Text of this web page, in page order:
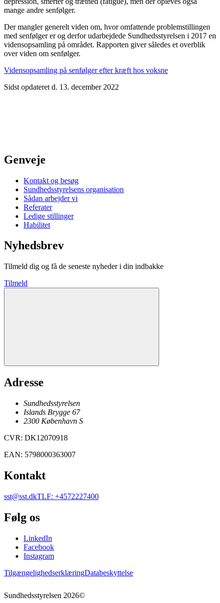
mange andre senfølger.
Der mangler generelt viden om, hvor omfattende problemstillingen
med senfølger er og derfor udarbejdede Sundhedsstyrelsen i 2017 en
vidensopsamling på området. Rapporten giver således et overblik
over viden om senfølger.
Vidensopsamling på senfølger efter kræft hos voksne
Sidst opdateret d. 13. december 2022
Genveje
Kontakt og besøg
Sundhedsstyrelsens organisation
Sådan arbejder vi
Referater
Ledige stillinger
Habilitet
Nyhedsbrev
Tilmeld dig og få de seneste nyheder i din indbakke
Tilmeld
Adresse
Sundhedsstyrelsen
Islands Brygge 67
2300 København S
CVR: DK12070918
EAN: 5798000363007
Kontakt
sst@sst.dkTLF: +4572227400
Følg os
LinkedIn
Facebook
Instagram
TilgængelighedserklæringDatabeskyttelse
Sundhedsstyrelsen 2026©